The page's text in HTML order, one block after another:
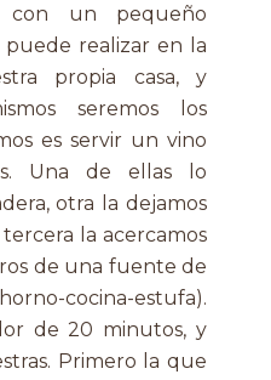
con un pequeño
realizar en la
propia casa, y
seremos los
es servir un vino
Una de ellas lo
otra la dejamos
la acercamos
de una fuente de
cocina-estufa).
de 20 minutos, y
Primero la que